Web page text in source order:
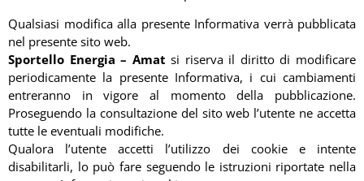
Qualsiasi modifica alla presente Informativa verrà pubblicata
nel presente sito web.
Sportello Energia – Amat si riserva il diritto di modificare
periodicamente la presente Informativa, i cui cambiamenti
entreranno in vigore al momento della pubblicazione.
Proseguendo la consultazione del sito web l’utente ne accetta
tutte le eventuali modifiche.
Qualora l’utente accetti l’utilizzo dei cookie e intente
disabilitarli, lo può fare seguendo le istruzioni riportate nella